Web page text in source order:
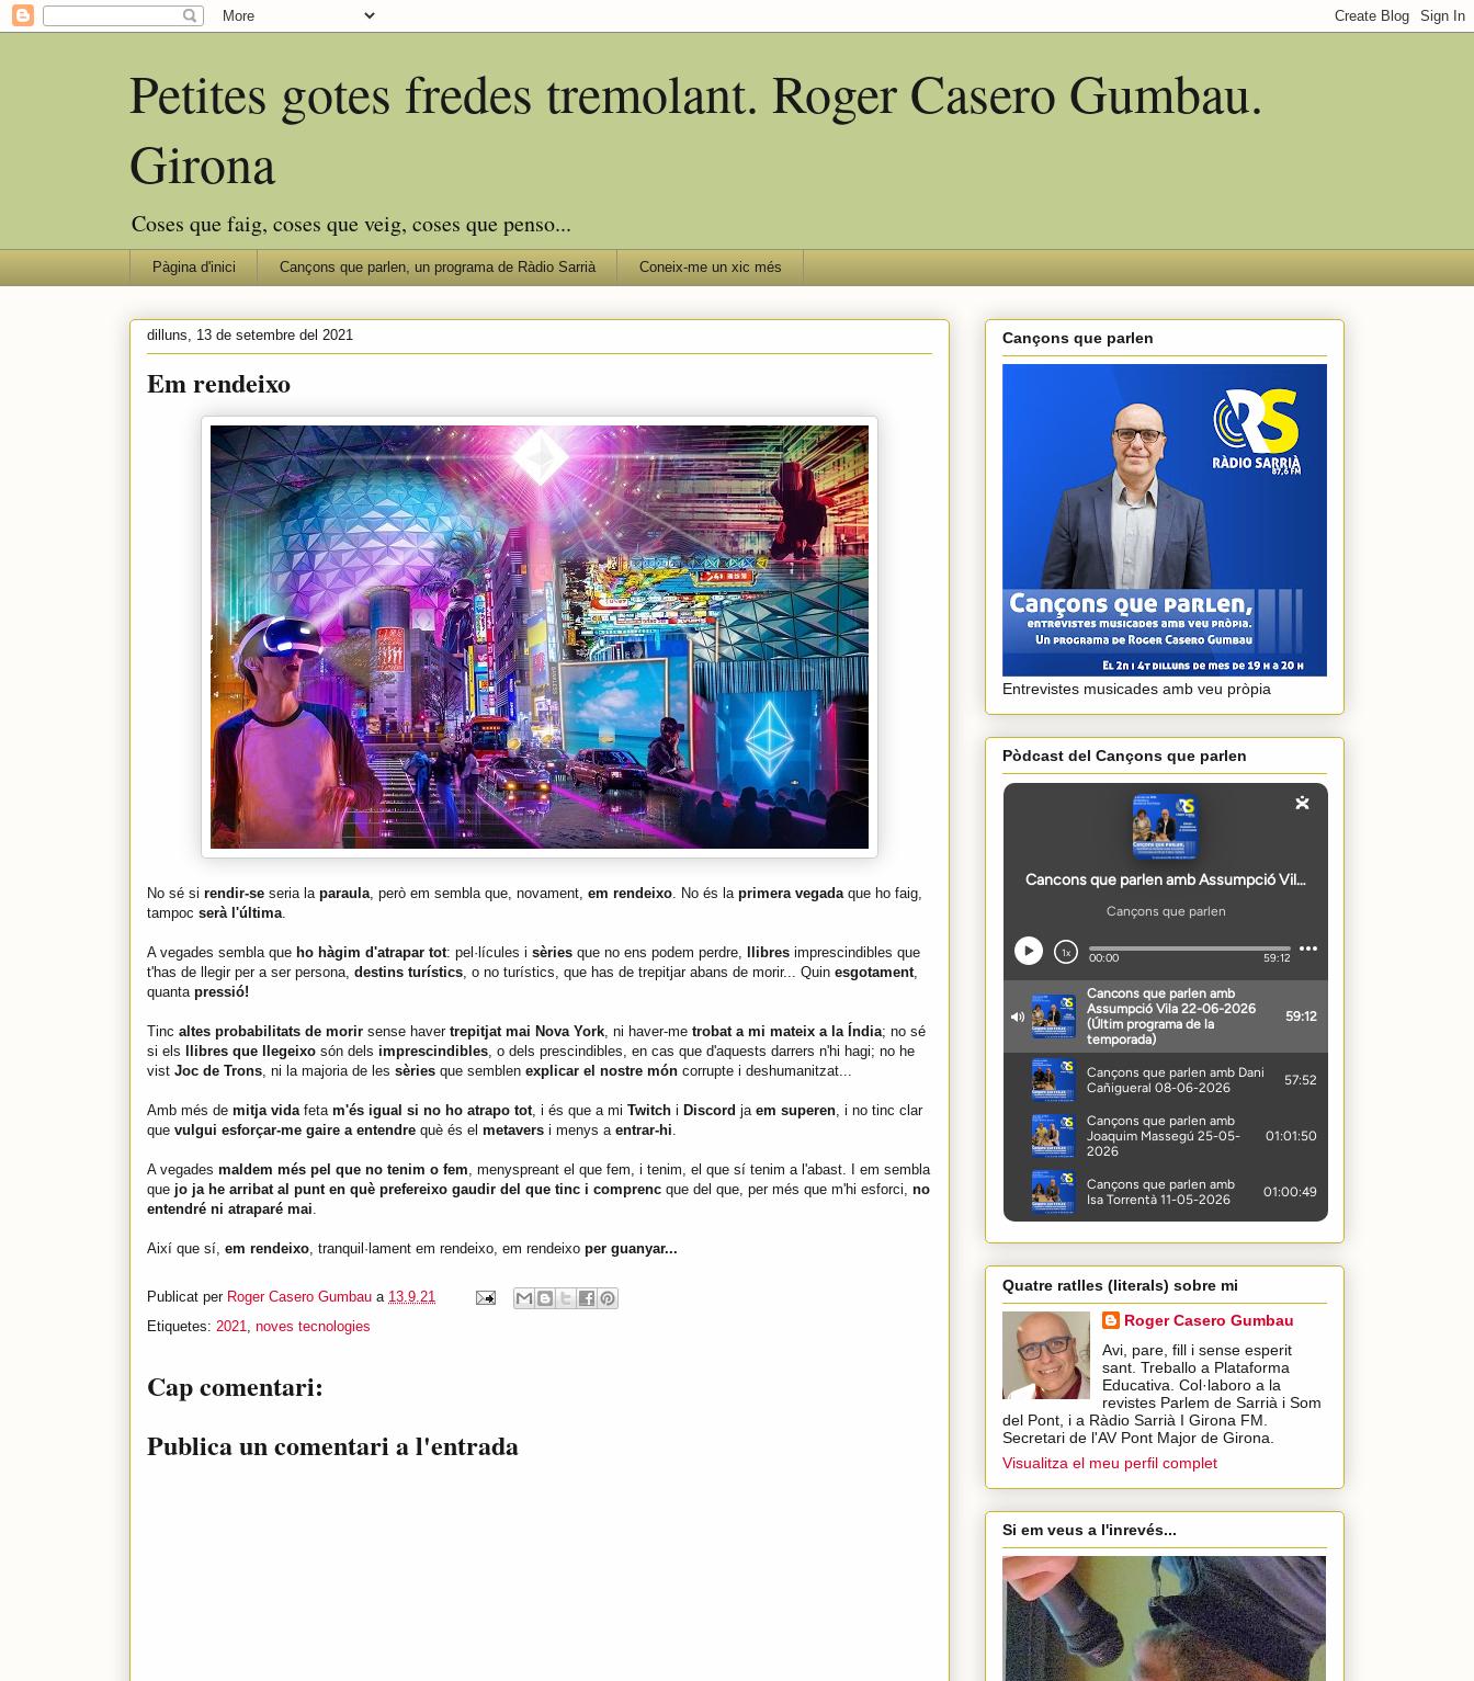
Petites gotes fredes tremolant. Roger Casero Gumbau.
Girona
Coses que faig, coses que veig, coses que penso...
Pàgina d'inici Cançons que parlen, un programa de Ràdio Sarrià Coneix-me un xic més
dilluns, 13 de setembre del 2021
Em rendeixo
No sé si rendir-se seria la paraula , però em sembla que, novament, em rendeixo . No és la primera vegada que ho faig,
tampoc serà l'última
A vegades sembla que ho hàgim d'atrapar tot: pel·lícules i sèries que no ens podem perdre, llibres imprescindibles que
t'has de llegir per a ser persona, destins turístics , o no turístics, que has de trepitjar abans de morir... Quin esgotament
quanta pressió!
Tinc altes probabilitats de morir sense haver trepitjat mai Nova York , ni haver-me trobat a mi mateix a la Índia; no sé
si els llibres que llegeixo són dels imprescindibles , o dels prescindibles, en cas que d'aquests darrers n'hi hagi; no he
vist Joc de Trons , ni la majoria de les sèries que semblen explicar el nostre món corrupte i deshumanitzat...
Amb més de mitja vida feta m'és igual si no ho atrapo tot , i és que a mi Twitch i Discord ja em superen , i no tinc clar
que vulgui esforçar-me gaire a entendre què és el metavers i menys a entrar-hi
A vegades maldem més pel que no tenim o fem , menyspreant el que fem, i tenim, el que sí tenim a l'abast. I em sembla
que jo ja he arribat al punt en què prefereixo gaudir del que tinc i comprenc que del que, per més que m'hi esforci, no
entendré ni atraparé mai
Així que sí, em rendeixo , tranquil·lament em rendeixo, em rendeixo per guanyar...
Publicat per Roger Casero Gumbau a 13.9.21
Etiquetes: 2021 noves tecnologies
Cap comentari:
Publica un comentari a l'entrada
Cançons que parlen
Entrevistes musicades amb veu pròpia
Pòdcast del Cançons que parlen
Quatre ratlles (literals) sobre mi
Roger Casero Gumbau
Avi, pare, fill i sense esperit
sant. Treballo a Plataforma
Educativa. Col·laboro a la
revistes Parlem de Sarrià i Som
del Pont, i a Ràdio Sarrià I Girona FM.
Secretari de l'AV Pont Major de Girona.
Visualitza el meu perfil complet
Si em veus a l'inrevés...